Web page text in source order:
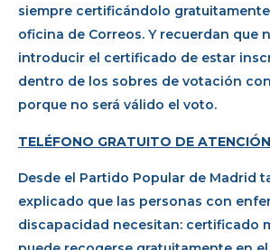
siempre certificándolo
oficina de Correos. Y recuerdan que
introducir el certificado de estar
dentro de los sobres de votación
porque no será válido el voto.
TELÉFONO GRATUITO DE
Desde el Partido Popular de Madrid
explicado que las personas con
discapacidad necesitan: certificado